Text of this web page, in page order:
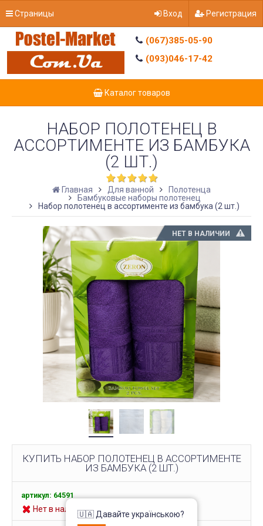
Страницы Вход Регистрация
(067)385-05-90
(093)046-17-42
Каталог товаров
НАБОР ПОЛОТЕНЕЦ В
АССОРТИМЕНТЕ ИЗ БАМБУКА
(2 ШТ.)
Главная Для ванной
Полотенца
Бамбуковые наборы полотенец
Набор полотенец в ассортименте из бамбука (2 шт.)
НЕТ В НАЛИЧИИ
КУПИТЬ НАБОР ПОЛОТЕНЕЦ В АССОРТИМЕНТЕ
ИЗ БАМБУКА (2 ШТ.)
артикул: 64591
Нет в наличии
🇺🇦 Давайте українською?